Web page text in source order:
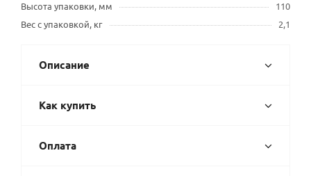
Высота упаковки, мм
110
Вес с упаковкой, кг
2,1
Описание
Как купить
Оплата